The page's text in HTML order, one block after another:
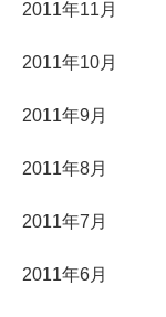
2011年11月
2011年10月
2011年9月
2011年8月
2011年7月
2011年6月